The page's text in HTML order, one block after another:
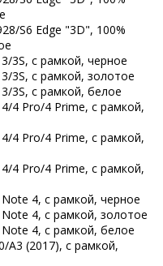
S6 Edge "3D", 100%
3S, с рамкой, черное
3S, с рамкой, золотое
3S, с рамкой, белое
4 Pro/4 Prime, с рамкой,
4 Pro/4 Prime, с рамкой,
4 Pro/4 Prime, с рамкой,
4, с рамкой, черное
4, с рамкой, золотое
4, с рамкой, белое
A3 (2017), с рамкой,